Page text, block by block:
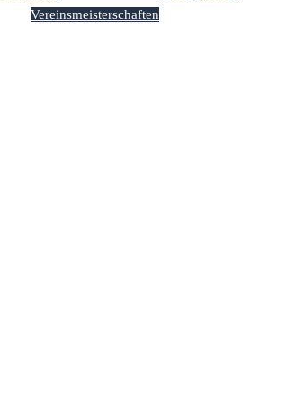
Vereinsmeisterschaften